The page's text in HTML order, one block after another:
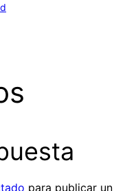
para publicar un